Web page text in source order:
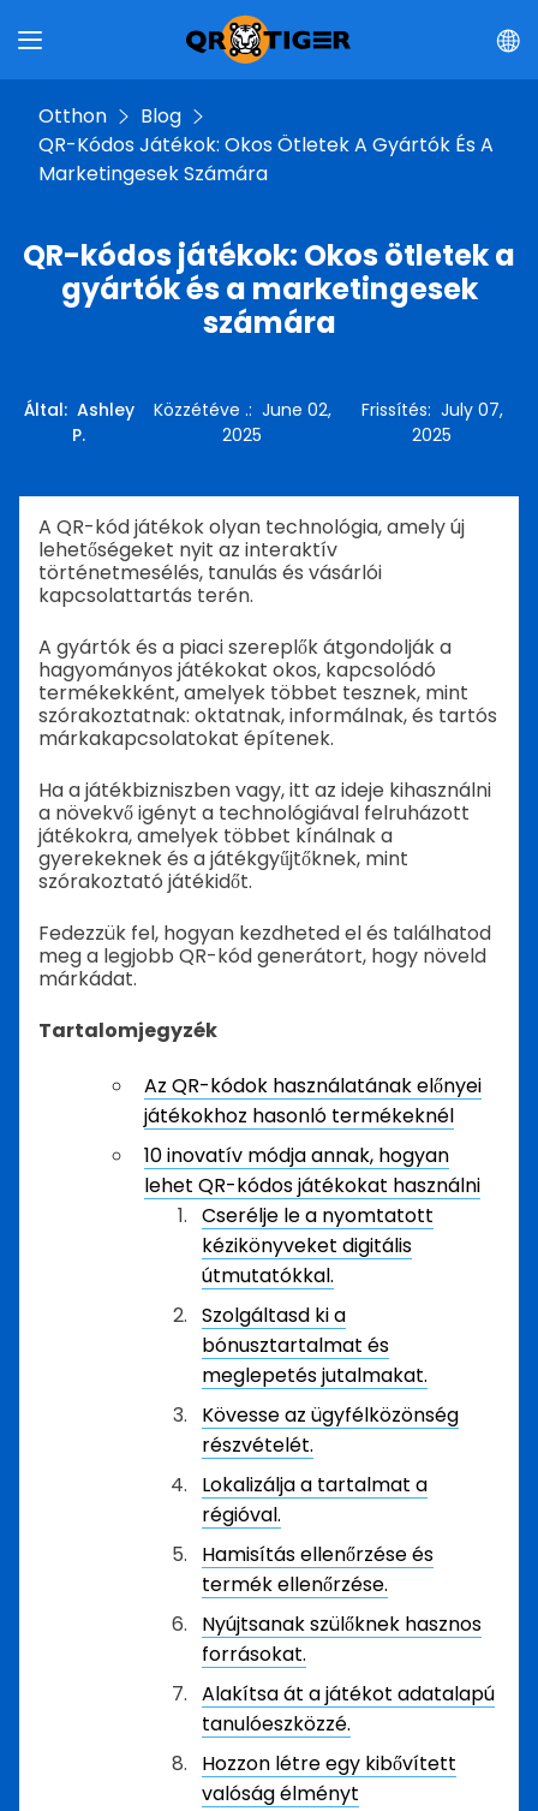
Otthon
Blog
QR-Kódos Játékok: Okos Ötletek A Gyártók És A
Marketingesek Számára
QR-kódos játékok: Okos ötletek a
gyártók és a marketingesek
számára
Által: Ashley
P.
Közzétéve .: June 02,
2025
Frissítés: July 07,
2025
A QR-kód játékok olyan technológia, amely új
lehetőségeket nyit az interaktív
történetmesélés, tanulás és vásárlói
kapcsolattartás terén.
A gyártók és a piaci szereplők átgondolják a
hagyományos játékokat okos, kapcsolódó
termékekként, amelyek többet tesznek, mint
szórakoztatnak: oktatnak, informálnak, és tartós
márkakapcsolatokat építenek.
Ha a játékbizniszben vagy, itt az ideje kihasználni
a növekvő igényt a technológiával felruházott
játékokra, amelyek többet kínálnak a
gyerekeknek és a játékgyűjtőknek, mint
szórakoztató játékidőt.
Fedezzük fel, hogyan kezdheted el és találhatod
meg a legjobb QR-kód generátort, hogy növeld
márkádat.
Tartalomjegyzék
Az QR-kódok használatának előnyei
játékokhoz hasonló termékeknél
10 inovatív módja annak, hogyan
lehet QR-kódos játékokat használni
Cserélje le a nyomtatott
kézikönyveket digitális
útmutatókkal.
Szolgáltasd ki a
bónusztartalmat és
meglepetés jutalmakat.
Kövesse az ügyfélközönség
részvételét.
Lokalizálja a tartalmat a
régióval.
Hamisítás ellenőrzése és
termék ellenőrzése.
Nyújtsanak szülőknek hasznos
forrásokat.
Alakítsa át a játékot adatalapú
tanulóeszközzé.
Hozzon létre egy kibővített
valóság élményt